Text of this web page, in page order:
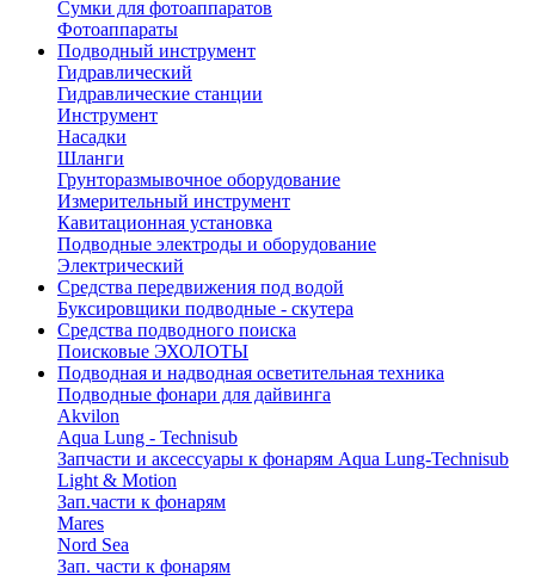
Сумки для фотоаппаратов
Фотоаппараты
Подводный инструмент
Гидравлический
Гидравлические станции
Инструмент
Насадки
Шланги
Грунторазмывочное оборудование
Измерительный инструмент
Кавитационная установка
Подводные электроды и оборудование
Электрический
Средства передвижения под водой
Буксировщики подводные - скутера
Средства подводного поиска
Поисковые ЭХОЛОТЫ
Подводная и надводная осветительная техника
Подводные фонари для дайвинга
Akvilon
Aqua Lung - Technisub
Запчасти и аксессуары к фонарям Aqua Lung-Technisub
Light & Motion
Зап.части к фонарям
Mares
Nord Sea
Зап. части к фонарям